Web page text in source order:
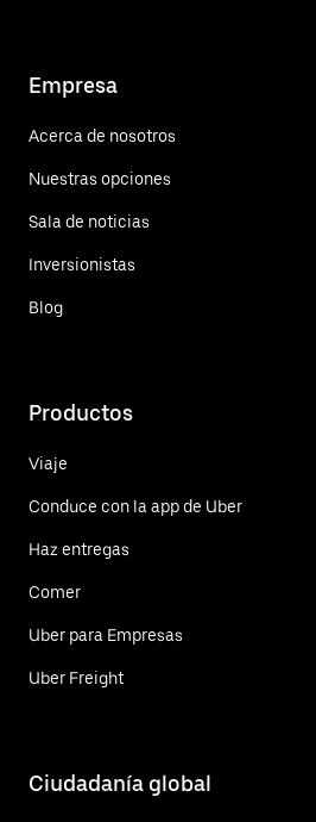
Empresa
Acerca de nosotros
Nuestras opciones
Sala de noticias
Inversionistas
Blog
Productos
Viaje
Conduce con la app de Uber
Haz entregas
Comer
Uber para Empresas
Uber Freight
Ciudadanía global